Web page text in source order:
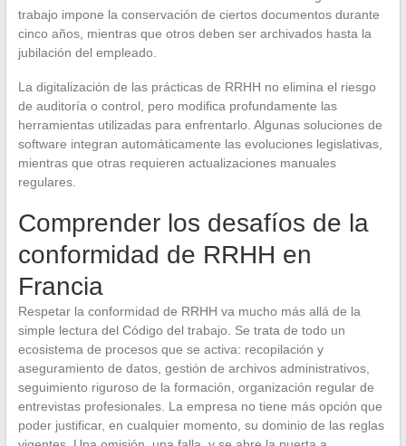
trabajo impone la conservación de ciertos documentos durante
cinco años, mientras que otros deben ser archivados hasta la
jubilación del empleado.
La digitalización de las prácticas de RRHH no elimina el riesgo
de auditoría o control, pero modifica profundamente las
herramientas utilizadas para enfrentarlo. Algunas soluciones de
software integran automáticamente las evoluciones legislativas,
mientras que otras requieren actualizaciones manuales
regulares.
Comprender los desafíos de la
conformidad de RRHH en
Francia
Respetar la conformidad de RRHH va mucho más allá de la
simple lectura del Código del trabajo. Se trata de todo un
ecosistema de procesos que se activa: recopilación y
aseguramiento de datos, gestión de archivos administrativos,
seguimiento riguroso de la formación, organización regular de
entrevistas profesionales. La empresa no tiene más opción que
poder justificar, en cualquier momento, su dominio de las reglas